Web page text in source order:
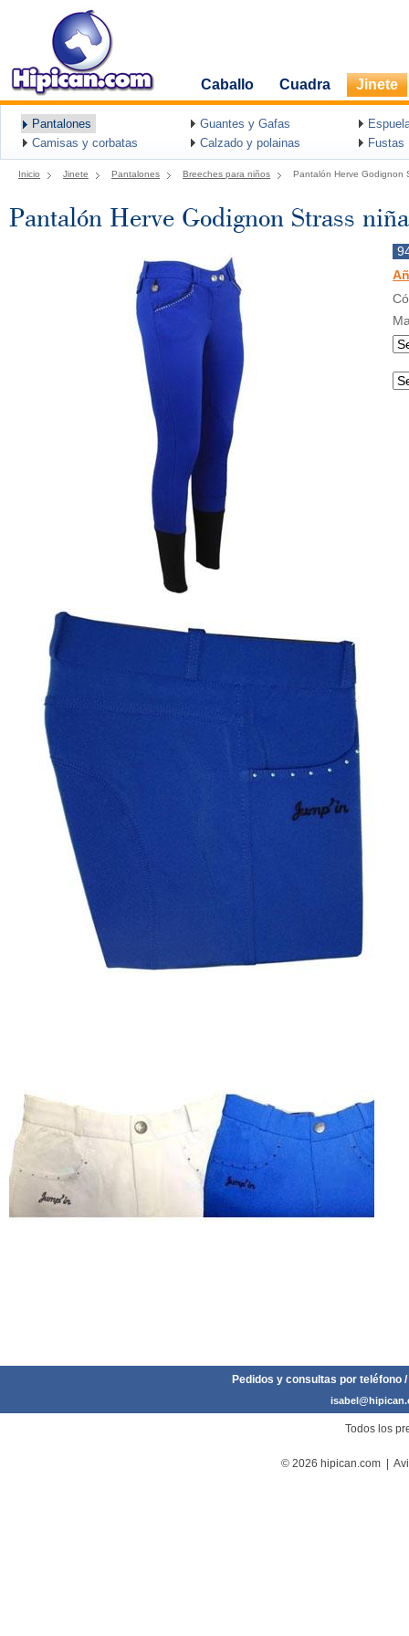
Caballo Cuadra Jinete
Pantalones Guantes y Gafas
Camisas y corbatas
Calzado y polainas Fustas
Inicio Jinete Pantalones Breeches para niños Pantalón Herve Godignon
Pantalón Herve Godignon Strass niña
Pedidos y consultas por teléfono
Todos los
© 2026 hipican.com |